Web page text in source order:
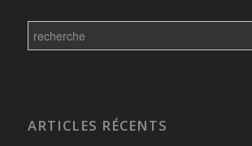
Search
for:
ARTICLES RÉCENTS